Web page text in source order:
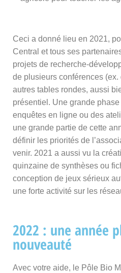
Ceci a donné lieu en 2021,
Central et tous ses
projets de recherche-
de plusieurs conférences (ex.
autres tables rondes, aussi
présentiel. Une grande
enquêtes en ligne ou des
une grande partie de cette
définir les priorités de
venir. 2021 a aussi vu la
quinzaine de synthèses ou
conception de jeux sérieux
une forte activité sur les
2022 : une année
nouveauté
Avec votre aide, le Pôle Bio